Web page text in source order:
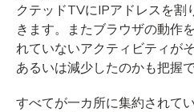
クテッドTVにIPアドレスを割
きます。またブラウザの動作
れていないアクティビティが
あるいは減少したのかも把握で
すべてが一カ所に集約されて